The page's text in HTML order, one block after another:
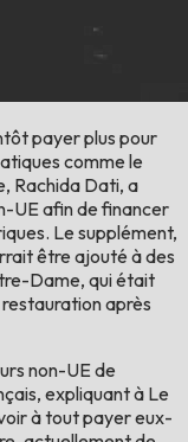
payer plus pour
comme le
Rachida Dati, a
UE afin de financer
Le supplément,
être ajouté à des
Dame, qui était
après
non-UE de
expliquant à Le
à tout payer eux-